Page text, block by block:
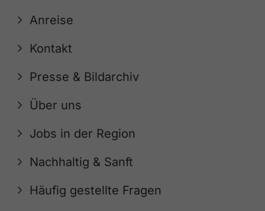
Anreise
Kontakt
Presse & Bildarchiv
Über uns
Jobs in der Region
Nachhaltig & Sanft
Häufig gestellte Fragen